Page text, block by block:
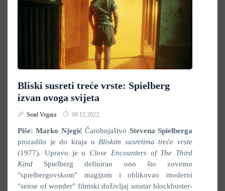
Bliski susreti treće vrste: Spielberg
izvan ovoga svijeta
Sead Vegara 08.12.2022.
Piše: Marko Njegić Čarobnjaštvo Stevena Spielberga
proradilo je do kraja u Bliskim susretima treće vrste
(1977). Upravo je u Close Encounters of The Third
Kind Spielberg definirao ono što zovemo
"spielbergovskom" magijom i oblikovao moderni
"sense of wonder" filmski doživljaj unutar blockbuster-